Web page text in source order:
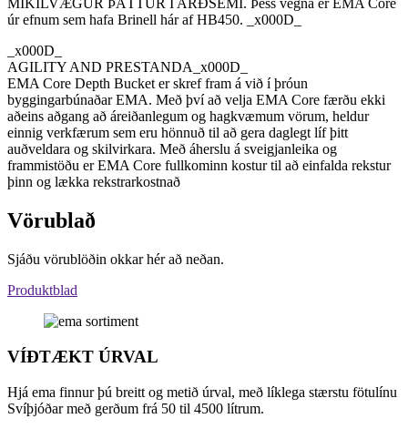
MIKILVÆGUR ÞÁTTUR Í ARÐSEMI. Þess vegna er EMA Core
úr efnum sem hafa Brinell hár af HB450. _x000D_
_x000D_
AGILITY AND PRESTANDA_x000D_
EMA Core Depth Bucket er skref fram á við í þróun
byggingarbúnaðar EMA. Með því að velja EMA Core færðu ekki
aðeins aðgang að áreiðanlegum og hagkvæmum vörum, heldur
einnig verkfærum sem eru hönnuð til að gera daglegt líf þitt
auðveldara og skilvirkara. Með áherslu á sveigjanleika og
frammistöðu er EMA Core fullkominn kostur til að einfalda rekstur
þinn og lækka rekstrarkostnað
Vörublað
Sjáðu vörublöðin okkar hér að neðan.
Produktblad
VÍÐTÆKT ÚRVAL
Hjá ema finnur þú breitt og metið úrval, með líklega stærstu fötulínu
Svíþjóðar með gerðum frá 50 til 4500 lítrum.